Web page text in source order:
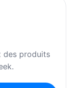
des produits